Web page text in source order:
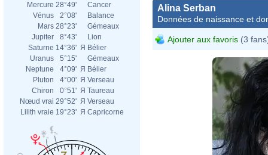
Mercure 28°49'
Cancer
Vénus
2°08'
Balance
Mars 28°23'
Gémeaux
Jupiter
8°43'
Lion
Saturne 14°36' Я Bélier
Uranus
5°15'
Gémeaux
Neptune
4°09' Я Bélier
Pluton
4°00' Я Verseau
Chiron
0°51' Я Taureau
Nœud vrai 29°52' Я Verseau
Lilith vraie 19°23' Я Capricorne
Alina Serban
Données de naissance et
Ajouter aux favoris (3